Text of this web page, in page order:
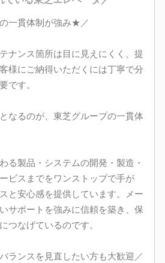
一貫体制が強み★／
ナンス箇所は目に見えにくく、提
様にご納得いただくには丁寧で分
です。
なるのが、東芝グループの一貫体
る製品・システムの開発・製造・
ビスまでをワンストップで手が
と安心感を提供しています。メー
サポートを強みに信頼を築き、保
つなげているのです。
ランスを見直したい方も大歓迎／